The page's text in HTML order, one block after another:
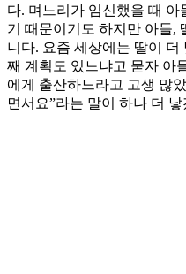
다. 며느리가 임신했을 때
기 때문이기도 하지만 아들,
니다. 요즘 세상에는 딸이
째 계획도 있느냐고 묻자 아
에게 출산하느라고 고생 많
면서요”라는 말이 하나 더